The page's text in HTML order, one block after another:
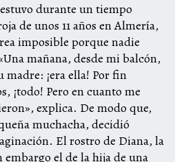
durante un tiempo
de unos 11 años en Almería,
imposible porque nadie
mañana, desde mi balcón,
madre: ¡era ella! Por fin
¡todo! Pero en cuanto me
explica. De modo que,
muchacha, decidió
El rostro de Diana, la
embargo el de la hija de una